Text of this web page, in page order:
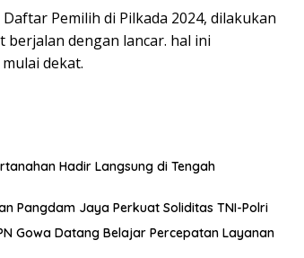
Pemilih di Pilkada 2024, dilakukan
berjalan dengan lancar. hal ini
dekat.
Hadir Langsung di Tengah
Pangdam Jaya Perkuat Soliditas TNI-Polri
Gowa Datang Belajar Percepatan Layanan